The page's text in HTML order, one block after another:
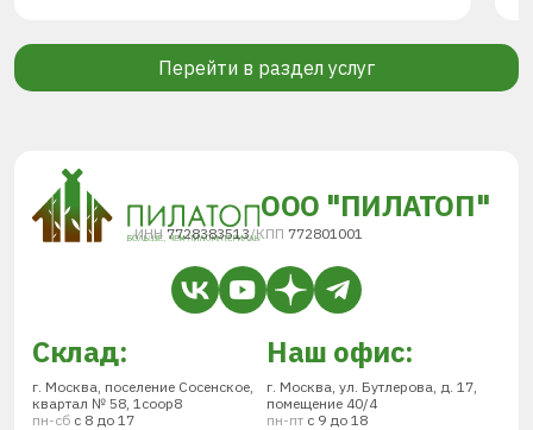
Перейти в раздел услуг
ООО "ПИЛАТОП"
ИНН 7728383513/КПП 772801001
Склад:
г. Москва, поселение Сосенское,
квартал № 58, 1соор8
пн-сб с 8 до 17
Наш офис:
г. Москва, ул. Бутлерова, д. 17,
помещение 40/4
пн-пт с 9 до 18